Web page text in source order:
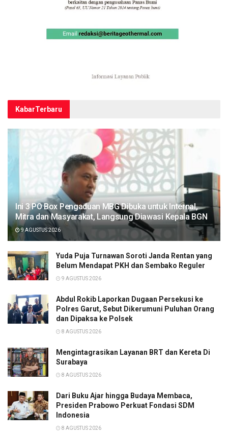
KabarTerbaru
Ini 3 PO Box Pengaduan MBG Dibuka untuk Internal,
Mitra dan Masyarakat, Langsung Diawasi Kepala BGN
9 AGUSTUS 2026
Yuda Puja Turnawan Soroti Janda Rentan yang
Belum Mendapat PKH dan Sembako Reguler
9 AGUSTUS 2026
Abdul Rokib Laporkan Dugaan Persekusi ke
Polres Garut, Sebut Dikerumuni Puluhan Orang
dan Dipaksa ke Polsek
8 AGUSTUS 2026
Mengintagrasikan Layanan BRT dan Kereta Di
Surabaya
8 AGUSTUS 2026
Dari Buku Ajar hingga Budaya Membaca,
Presiden Prabowo Perkuat Fondasi SDM
Indonesia
8 AGUSTUS 2026